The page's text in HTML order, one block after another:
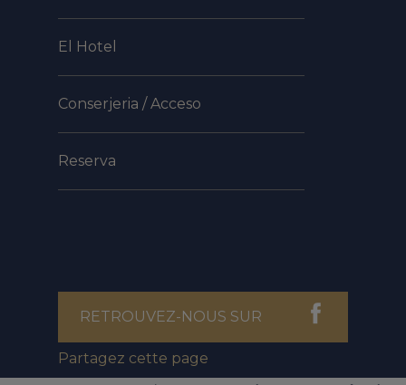
El Hotel
Conserjeria / Acceso
Reserva
RETROUVEZ-NOUS SUR
Partagez cette page